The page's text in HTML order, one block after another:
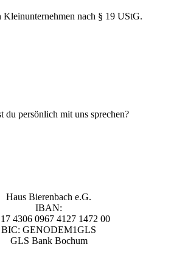
Kleinunternehmen nach § 19 UStG.
du persönlich mit uns sprechen?
Haus Bierenbach e.G.
IBAN:
4306 0967 4127 1472 00
BIC: GENODEM1GLS
GLS Bank Bochum